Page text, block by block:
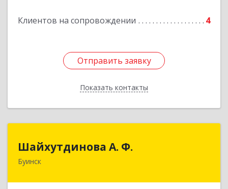
Клиентов на сопровождении 4
Отправить заявку
Показать контакты
Отправить заявку
Назад
Шайхутдинова А. Ф.
Буинск